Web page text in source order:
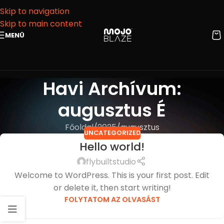
Skip to navigation
Skip to main content
MENÜ
Havi Archívum:
augusztus É
Főoldal 2025 augusztus
UNCATEGORIZED
Hello world!
flybuiltstudio
Welcome to WordPress. This is your first post. Edit
or delete it, then start writing!
FOLYTATOM AZ OLVASÁST